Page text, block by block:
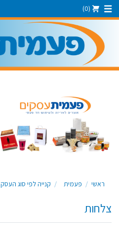
(0)
ראשי פעמית קנייה לפי סוג העסק
צלחות